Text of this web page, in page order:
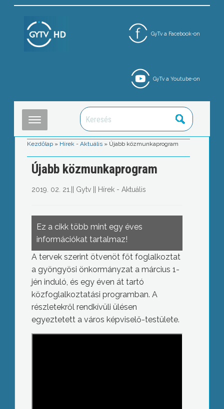
GyTv a Facebook-on
GyTv a Youtube-on
Kezdőlap » Hírek - Aktuális » Újabb közmunkaprogram
Újabb közmunkaprogram
2019. 02. 21. Gytv|| Hírek - Aktuális
Ez a cikk több mint egy éves
információkat tartalmaz!
A tervek szerint ötvenöt főt foglalkoztat
a gyöngyösi önkormányzat a március 1-
jén induló, és egy éven át tartó
közfoglalkoztatási programban. A
részletekről rendkívüli ülésen
egyeztetett a város képviselő-testülete.